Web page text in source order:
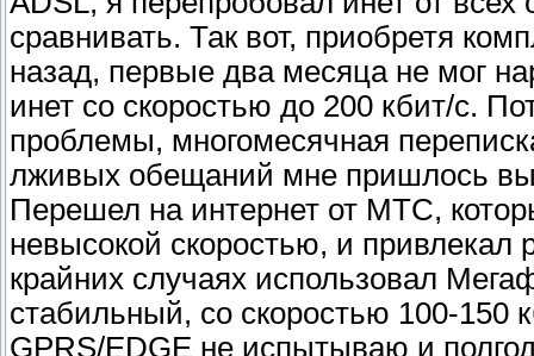
сравнивать. Так вот, приобретя
назад, первые два месяца не мог
инет со скоростью до 200 кбит/с.
проблемы, многомесячная
лживых обещаний мне пришлось
Перешел на интернет от МТС,
невысокой скоростью, и
крайних случаях использовал
стабильный, со скоростью 100-150
GPRS/EDGE не испытываю и